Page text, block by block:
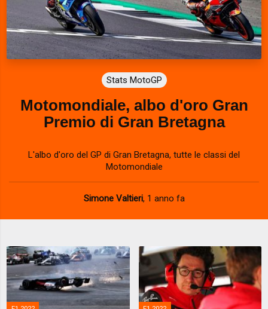
Stats MotoGP
Motomondiale, albo d'oro Gran
Premio di Gran Bretagna
L'albo d'oro del GP di Gran Bretagna, tutte le classi del
Motomondiale
Simone Valtieri, 1 anno fa